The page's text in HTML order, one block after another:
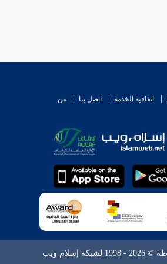
اتفاقية الخدمة اتصل بنا
من
إسلام ويب